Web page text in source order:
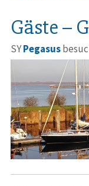
Gäste –
SYPegasus